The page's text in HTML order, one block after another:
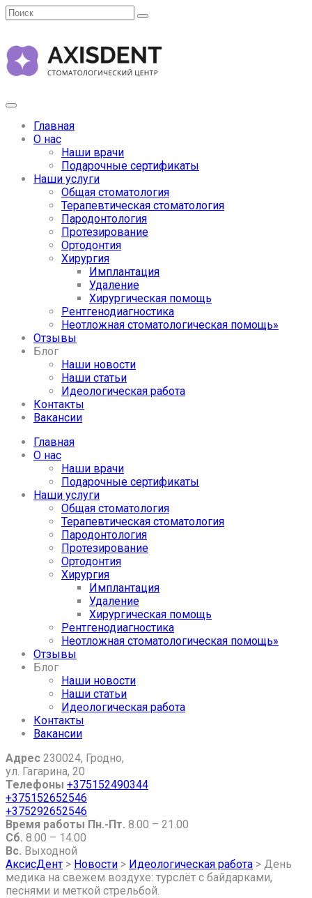
Главная
О нас
Наши врачи
Подарочные сертификаты
Наши услуги
Общая стоматология
Терапевтическая стоматология
Пародонтология
Протезирование
Ортодонтия
Хирургия
Имплантация
Удаление
Хирургическая помощь
Рентгенодиагностика
Неотложная стоматологическая помощь»
Отзывы
Блог
Наши новости
Наши статьи
Идеологическая работа
Контакты
Вакансии
Главная
О нас
Наши врачи
Подарочные сертификаты
Наши услуги
Общая стоматология
Терапевтическая стоматология
Пародонтология
Протезирование
Ортодонтия
Хирургия
Имплантация
Удаление
Хирургическая помощь
Рентгенодиагностика
Неотложная стоматологическая помощь»
Отзывы
Блог
Наши новости
Наши статьи
Идеологическая работа
Контакты
Вакансии
Адрес 230024, Гродно,
ул. Гагарина, 20
Телефоны +375152490344
+375152652546
+375292652546
Время работы Пн.-Пт. 8.00 – 21.00
Сб. 8.00 – 14.00
Вс. Выходной
АксисДент > Новости > Идеологическая работа > День
медика на свежем воздухе: турслёт с байдарками,
песнями и меткой стрельбой.